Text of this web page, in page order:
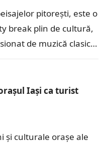
pitorești, este o
break plin de cultură,
de muzică clasică,
Iași ca turist
și culturale orașe ale